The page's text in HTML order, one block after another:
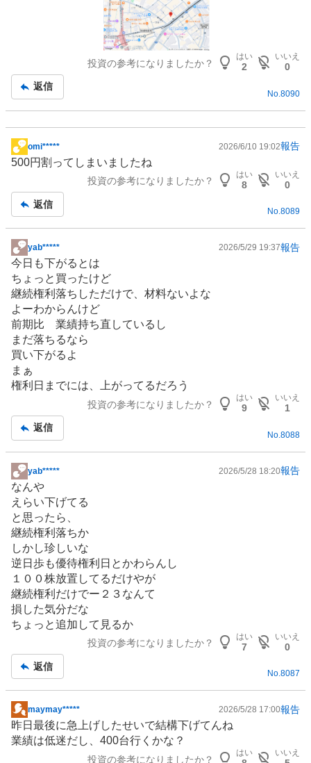
投資の参考になりましたか？
はい
2
いいえ
0
返信
No. 8090
掲
示
事
omi***** 2026/6/10 19:02報告
500円割ってしまいましたね
投資の参考になりましたか？
はい
8
いいえ
0
返信
No.8089
掲
示
板
記
事
yab***** 2026/5/29 19:37報告
今日も下がるとは
ちょっと買ったけど
継続権利落ちしただけで、材料ないよな
よーわからんけど
前期比 業績持ち直しているし
まだ落ちるなら
買い下がるよ
まぁ
権利日までには、上がってるだろう
投資の参考になりましたか？
はい
9
いいえ
1
返信
No. 8088
掲
示
板
記
事
yab***** 2026/5/28 18:20報告
なんや
えらい下げてる
と思ったら、
継続権利落ちか
しかし珍しいな
逆日歩も優待権利日とかわらんし
１００株放置してるだけやが
継続権利だけでー２３なんて
損した気分だな
ちょっと追加して見るか
投資の参考になりましたか？
はい
7
いいえ
0
返信
No.8087
掲
示
板
maymay***** 2026/5/28 17:00報告
昨日最後に急上げしたせいで結構下げてんね
業績は低迷だし、400台行くかな？
投資の参考になりましたか？
はい いいえ